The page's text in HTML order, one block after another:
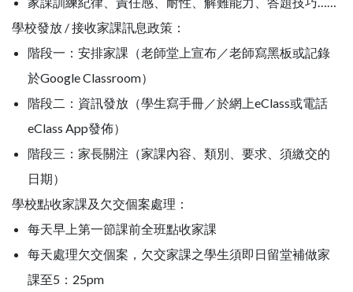
學校發放 / 接收家課訊息政策：
階段一：安排家課（老師堂上宣布／老師寫黑板或記錄
於Google Classroom）
階段二：資訊發放（學生寫手冊／於網上eClass或電話
eClass App發佈）
階段三：家長關注（家課內容、類別、要求、須繳交的
日期）
學校點收家課及欠交個案處理：
每天早上第一節課前全班點收家課
每天處理欠交個案，欠交家課之學生須即日留堂補做家
課至5：25pm